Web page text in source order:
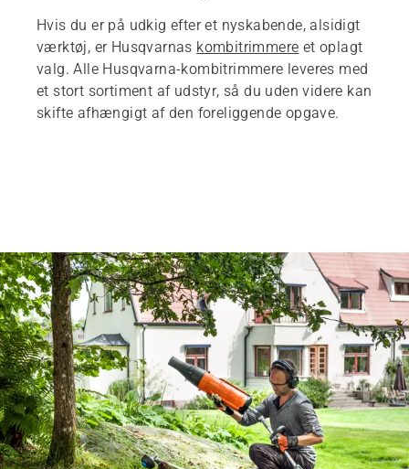
Hvis du er på udkig efter et nyskabende, alsidigt
værktøj, er Husqvarnas kombitrimmere et oplagt
valg. Alle Husqvarna-kombitrimmere leveres med
et stort sortiment af udstyr, så du uden videre kan
skifte afhængigt af den foreliggende opgave.